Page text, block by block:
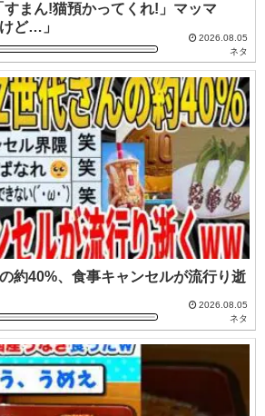
すまん!猫預かってくれ!」マッマ
ど…」
2026.08.05
ネタ
約40%、食事キャンセルが流行り逝
2026.08.05
ネタ